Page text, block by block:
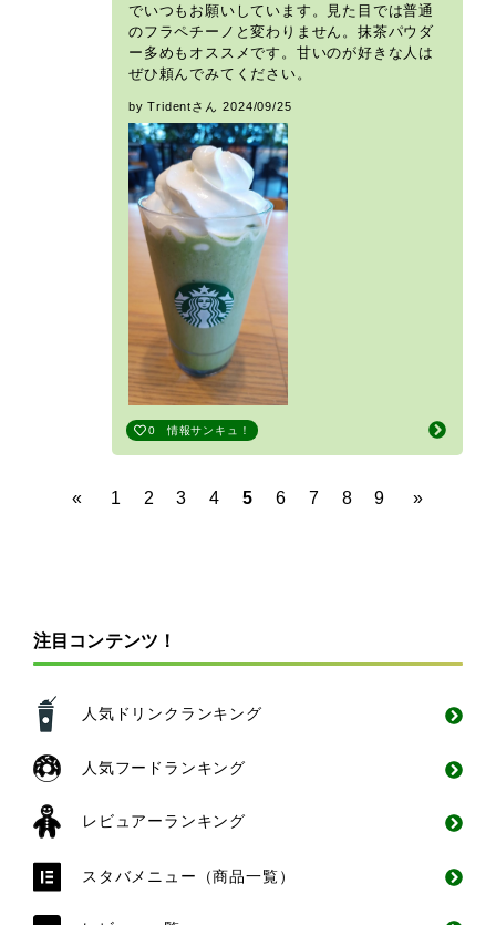
でいつもお願いしています。見た目では普通
のフラペチーノと変わりません。抹茶パウダ
ー多めもオススメです。甘いのが好きな人は
ぜひ頼んでみてください。
by Tridentさん 2024/09/25
0 情報サンキュ！
« 1 2 3 4 5 6 7 8 9 »
注目コンテンツ！
人気ドリンクランキング
人気フードランキング
レビュアーランキング
スタバメニュー（商品一覧）